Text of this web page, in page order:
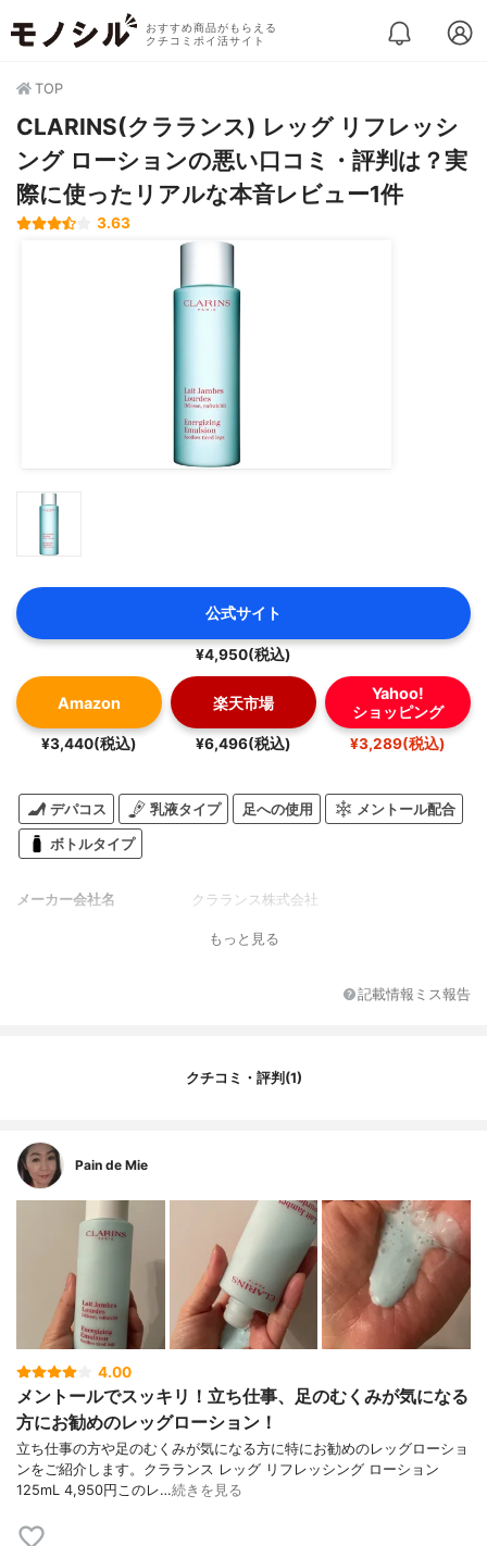
おすすめ商品がもらえる
クチコミポイ活サイト
TOP
CLARINS(クラランス) レッグ リフレッシ
ング ローションの悪い口コミ・評判は？実
際に使ったリアルな本音レビュー1件
3.63
公式サイト
¥4,950(税込)
Amazon
¥3,440(税込)
楽天市場
¥6,496(税込)
Yahoo!
ショッピング
¥3,289(税込)
デパコス 乳液タイプ 足への使用 メントール配合
ボトルタイプ
メーカー会社名 クラランス株式会社
もっと見る
記載情報ミス報告
クチコミ・評判(1)
Pain de Mie
4.00
メントールでスッキリ！立ち仕事、足のむくみが気になる
方にお勧めのレッグローション！
立ち仕事の方や足のむくみが気になる方に特にお勧めのレッグローショ
ンをご紹介します。クラランス レッグ リフレッシング ローション
125mL 4,950円このレ…続きを見る